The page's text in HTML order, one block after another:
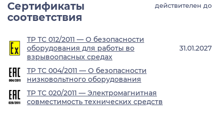
Сертификаты
соответствия
действителен до
ТР ТС 012/2011 — О безопасности
оборудования для работы во
взрывоопасных средах
31.01.2027
ТР ТС 004/2011 — О безопасности
низковольтного оборудования
ТР ТС 020/2011 — Электромагнитная
совместимость технических средств